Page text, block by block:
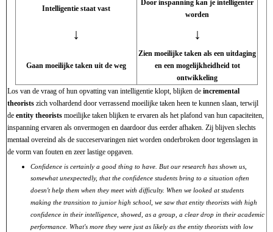
Intelligentie staat vast
Door inspanning kan je intelligenter
worden
↓ ↓
Gaan moeilijke taken uit de weg
Zien moeilijke taken als een uitdaging
en een mogelijkheidheid tot
ontwikkeling
Los van de vraag of hun opvatting van intelligentie klopt, blijken de incremental
theorists zich volhardend door verrassend moeilijke taken heen te kunnen slaan, terwijl
de entity theorists moeilijke taken blijken te ervaren als het plafond van hun capaciteiten,
inspanning ervaren als onvermogen en daardoor dus eerder afhaken. Zij blijven slechts
mentaal overeind als de succeservaringen niet worden onderbroken door tegenslagen in
de vorm van fouten en zeer lastige opgaven.
Confidence is certainly a good thing to have. But our research has shown us,
somewhat unexpectedly, that the confidence students bring to a situation often
doesn't help them when they meet with difficulty. When we looked at students
making the transition to junior high school, we saw that entity theorists with high
confidence in their intelligence, showed, as a group, a clear drop in their academic
performance. What's more they were just as likely as the entity theorists with low